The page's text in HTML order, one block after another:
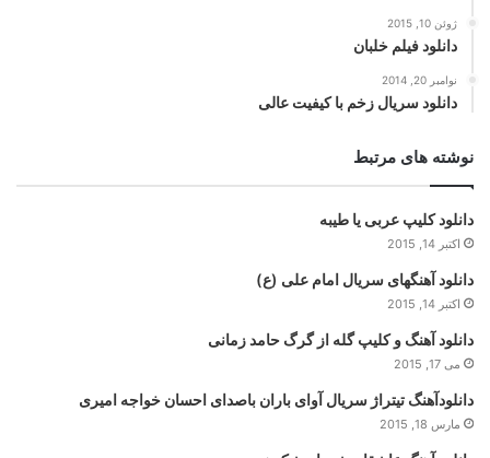
ژوئن 10, 2015
دانلود فیلم خلبان
نوامبر 20, 2014
دانلود سریال زخم با کیفیت عالی
نوشته های مرتبط
دانلود کلیپ عربی یا طیبه
اکتبر 14, 2015
دانلود آهنگهای سریال امام علی (ع)
اکتبر 14, 2015
دانلود آهنگ و کلیپ گله از گرگ حامد زمانی
می 17, 2015
دانلودآهنگ تیتراژ سریال آوای باران باصدای احسان خواجه امیری
مارس 18, 2015